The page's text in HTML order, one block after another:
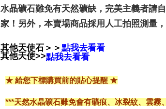
水晶礦石難免有天然礦缺，完美主義者請
家！另外，本賣場商品採用人工拍照測量
其他天使石＞＞點我去看看
其他天使>>點我去看看
★ 給您下標購買前的貼心提醒 ★
***天然水晶礦石難免會有礦痕、冰裂紋、雲